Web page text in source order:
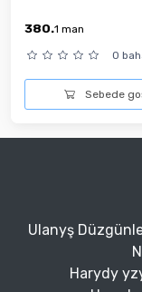
380.1 man
0
Sebede
Ulanyş
Harydy